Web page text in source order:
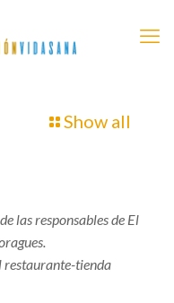
Show all
las responsables de El
restaurante-tienda